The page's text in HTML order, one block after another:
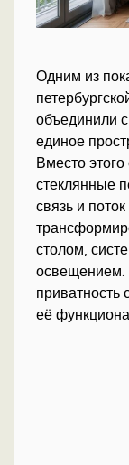
Одним из
объединили
единое
Вместо
стеклянные
связь и
столом,
освещением.
приватность
её